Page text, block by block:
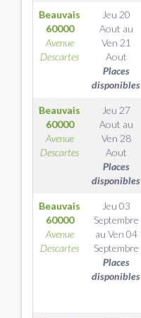
Beauvais
60000
Avenue
Descartes
Jeu 20
Aout au
Ven 21
Aout
Places
disponibles
Beauvais
60000
Avenue
Descartes
Jeu 27
Aout au
Ven 28
Aout
Places
disponibles
Beauvais
60000
Avenue
Descartes
Jeu 03
Septembre
au Ven 04
Septembre
Places
disponibles